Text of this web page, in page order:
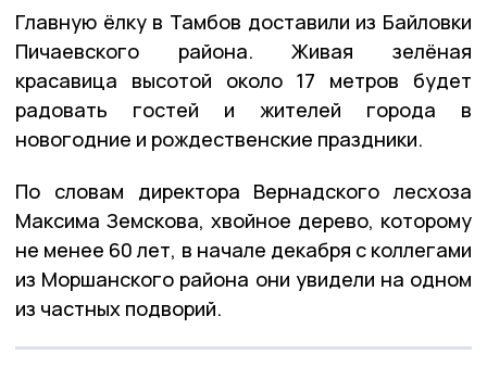
Главную ёлку в Тамбов доставили из Байловки
Пичаевского района. Живая зелёная
красавица высотой около 17 метров будет
радовать гостей и жителей города в
новогодние и рождественские праздники.
По словам директора Вернадского лесхоза
Максима Земскова, хвойное дерево, которому
не менее 60 лет, в начале декабря с коллегами
из Моршанского района они увидели на одном
из частных подворий.